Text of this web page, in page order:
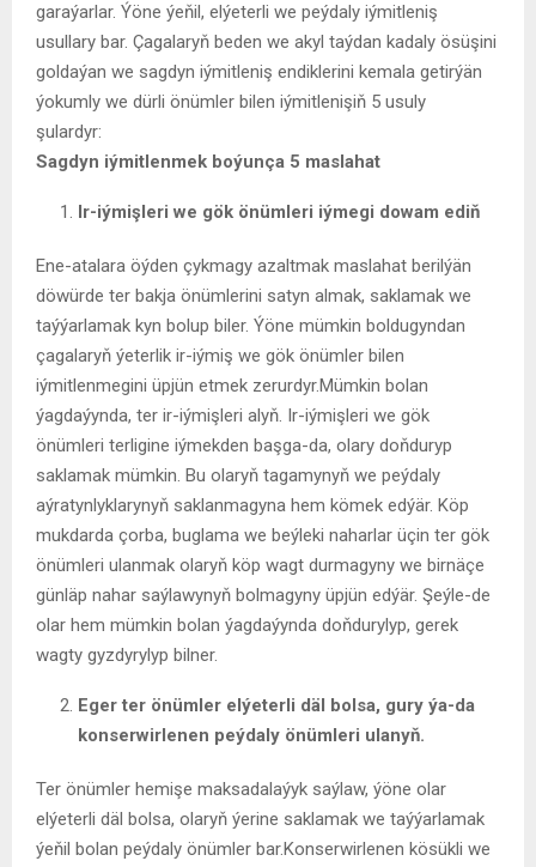
garaýarlar. Ýöne ýeňil, elýeterli we peýdaly iýmitleniş
usullary bar. Çagalaryň beden we akyl taýdan kadaly ösüşini
goldaýan we sagdyn iýmitleniş endiklerini kemala getirýän
ýokumly we dürli önümler bilen iýmitlenişiň 5 usuly
şulardyr:
Sagdyn iýmitlenmek boýunça 5 maslahat
Ir-iýmişleri we gök önümleri iýmegi dowam ediň
Ene-atalara öýden çykmagy azaltmak maslahat berilýän
döwürde ter bakja önümlerini satyn almak, saklamak we
taýýarlamak kyn bolup biler. Ýöne mümkin boldugyndan
çagalaryň ýeterlik ir-iýmiş we gök önümler bilen
iýmitlenmegini üpjün etmek zerurdyr.Mümkin bolan
ýagdaýynda, ter ir-iýmişleri alyň. Ir-iýmişleri we gök
önümleri terligine iýmekden başga-da, olary doňduryp
saklamak mümkin. Bu olaryň tagamynyň we peýdaly
aýratynlyklarynyň saklanmagyna hem kömek edýär. Köp
mukdarda çorba, buglama we beýleki naharlar üçin ter gök
önümleri ulanmak olaryň köp wagt durmagyny we birnäçe
günläp nahar saýlawynyň bolmagyny üpjün edýär. Şeýle-de
olar hem mümkin bolan ýagdaýynda doňdurylyp, gerek
wagty gyzdyrylyp bilner.
Eger ter önümler elýeterli däl bolsa, gury ýa-da
konserwirlenen peýdaly önümleri ulanyň.
Ter önümler hemişe maksadalaýyk saýlaw, ýöne olar
elýeterli däl bolsa, olaryň ýerine saklamak we taýýarlamak
ýeňil bolan peýdaly önümler bar.Konserwirlenen kösükli we